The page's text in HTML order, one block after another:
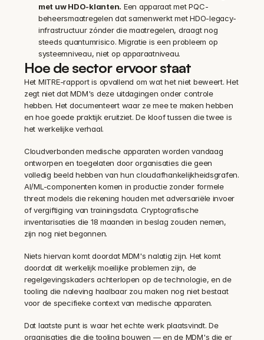
met uw HDO-klanten. Een apparaat met PQC-
beheersmaatregelen dat samenwerkt met HDO-legacy-
infrastructuur zónder die maatregelen, draagt nog
steeds quantumrisico. Migratie is een probleem op
systeemniveau, niet op apparaatniveau.
Hoe de sector ervoor staat
Het MITRE-rapport is opvallend om wat het niet beweert. Het
zegt niet dat MDM's deze uitdagingen onder controle
hebben. Het documenteert waar ze mee te maken hebben
en hoe goede praktijk eruitziet. De kloof tussen die twee is
het werkelijke verhaal.
Cloudverbonden medische apparaten worden vandaag
ontworpen en toegelaten door organisaties die geen
volledig beeld hebben van hun cloudafhankelijkheidsgrafen.
AI/ML-componenten komen in productie zonder formele
threat models die rekening houden met adversariële invoer
of vergiftiging van trainingsdata. Cryptografische
inventarisaties die 18 maanden in beslag zouden nemen,
zijn nog niet begonnen.
Niets hiervan komt doordat MDM's nalatig zijn. Het komt
doordat dit werkelijk moeilijke problemen zijn, de
regelgevingskaders achterlopen op de technologie, en de
tooling die naleving haalbaar zou maken nog niet bestaat
voor de specifieke context van medische apparaten.
Dat laatste punt is waar het echte werk plaatsvindt. De
organisaties die die tooling bouwen — en de MDM's die er